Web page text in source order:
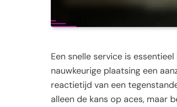
Een snelle service is
nauwkeurige plaatsing een
reactietijd van een
alleen de kans op aces, maar